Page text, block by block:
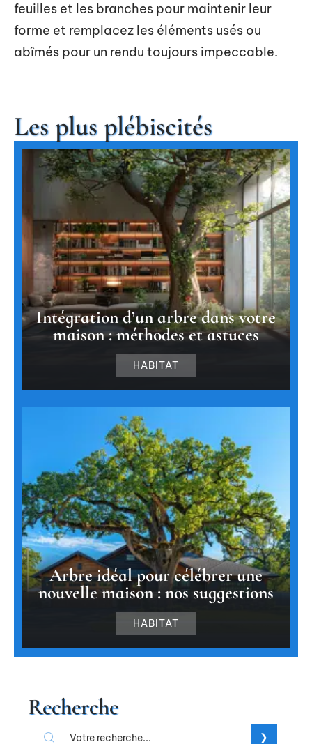
feuilles et les branches pour maintenir leur
forme et remplacez les éléments usés ou
abîmés pour un rendu toujours impeccable.
Les plus plébiscités
Intégration d’un arbre dans votre
maison : méthodes et astuces
HABITAT
Arbre idéal pour célébrer une
nouvelle maison : nos suggestions
HABITAT
Recherche